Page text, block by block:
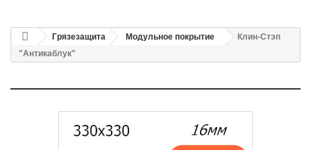
Грязезащита Модульное покрытие
Клин-Стэп
"Антикаблук"